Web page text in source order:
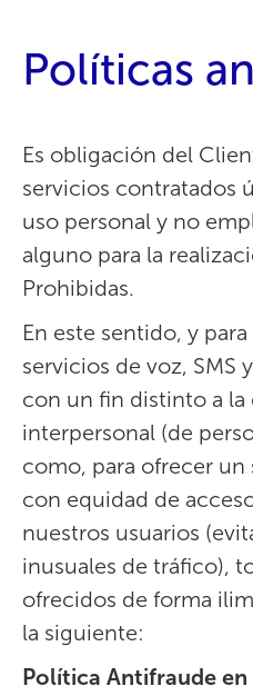
Políticas
Es obligación del
servicios contratados
uso personal y no
alguno para la
Prohibidas.
En este sentido, y
servicios de voz, SMS
con un fin distinto a
interpersonal (de
como, para ofrecer
con equidad de
nuestros usuarios
inusuales de tráfico),
ofrecidos de forma
la siguiente:
Política Antifraude en